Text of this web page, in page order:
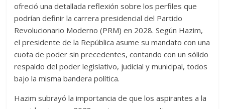
ofreció una detallada reflexión sobre los perfiles que
podrían definir la carrera presidencial del Partido
Revolucionario Moderno (PRM) en 2028. Según Hazim,
el presidente de la República asume su mandato con una
cuota de poder sin precedentes, contando con un sólido
respaldo del poder legislativo, judicial y municipal, todos
bajo la misma bandera política.
Hazim subrayó la importancia de que los aspirantes a la